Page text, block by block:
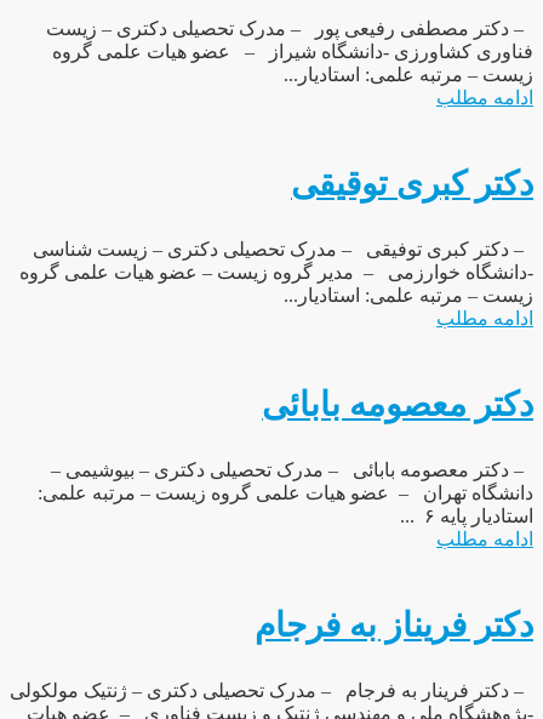
– دکتر مصطفی رفیعی پور – مدرک تحصیلی دکتری – زیست
فناوری کشاورزی -دانشگاه شیراز – عضو هیات علمی گروه
زیست – مرتبه علمی: استادیار...
ادامه مطلب
دکتر کبری توقیقی
– دکتر کبری توفیقی – مدرک تحصیلی دکتری – زیست شناسی
-دانشگاه خوارزمی – مدیر گروه زیست – عضو هیات علمی گروه
زیست – مرتبه علمی: استادیار...
ادامه مطلب
دکتر معصومه بابائی
– دکتر معصومه بابائی – مدرک تحصیلی دکتری – بیوشیمی –
دانشگاه تهران – عضو هیات علمی گروه زیست – مرتبه علمی:
استادیار پایه ۶ ...
ادامه مطلب
دکتر فریناز به فرجام
– دکتر فرینار به فرجام – مدرک تحصیلی دکتری – ژنتیک مولکولی
-پژوهشگاه ملی و مهندسی ژنتیک و زیست فناوری – عضو هیات